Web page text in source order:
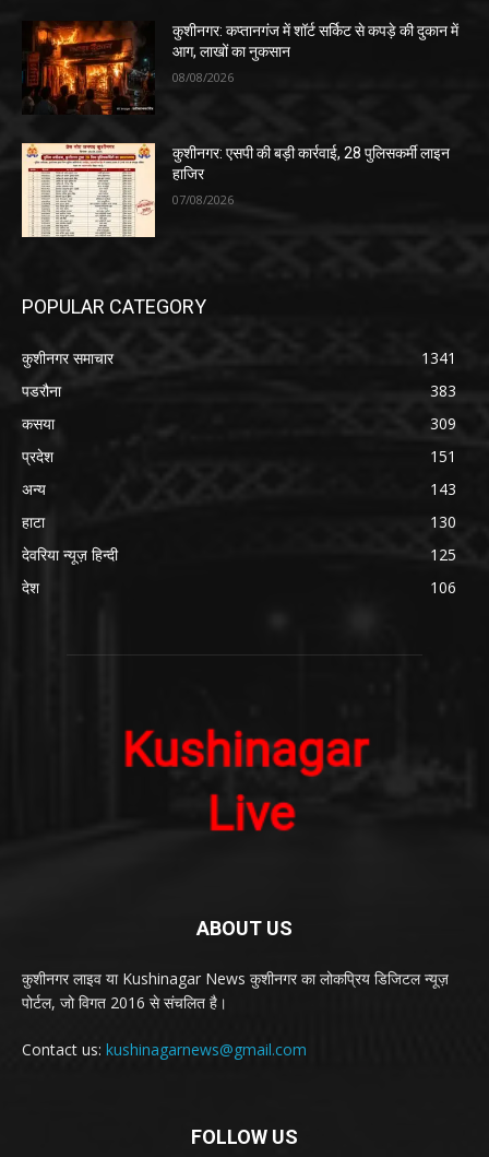
कुशीनगर: कप्तानगंज में शॉर्ट सर्किट से कपड़े की दुकान में
आग, लाखों का नुकसान
08/08/2026
कुशीनगर: एसपी की बड़ी कार्रवाई, 28 पुलिसकर्मी लाइन
हाजिर
07/08/2026
POPULAR CATEGORY
कुशीनगर समाचार
1341
पडरौना
383
कसया
309
प्रदेश
151
अन्य
143
हाटा
130
देवरिया न्यूज़ हिन्दी
125
देश
106
ABOUT US
कुशीनगर लाइव या Kushinagar News कुशीनगर का लोकप्रिय डिजिटल न्यूज़
पोर्टल, जो विगत 2016 से संचलित है।
Contact us: kushinagarnews@gmail.com
FOLLOW US